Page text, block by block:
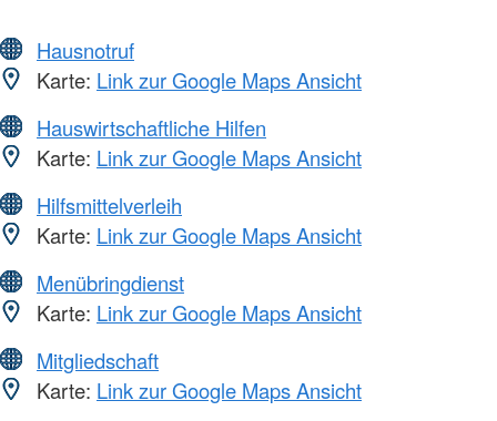
Hausnotruf
Karte: Link zur Google Maps Ansicht
Hauswirtschaftliche Hilfen
Karte: Link zur Google Maps Ansicht
Hilfsmittelverleih
Karte: Link zur Google Maps Ansicht
Menübringdienst
Karte: Link zur Google Maps Ansicht
Mitgliedschaft
Karte: Link zur Google Maps Ansicht